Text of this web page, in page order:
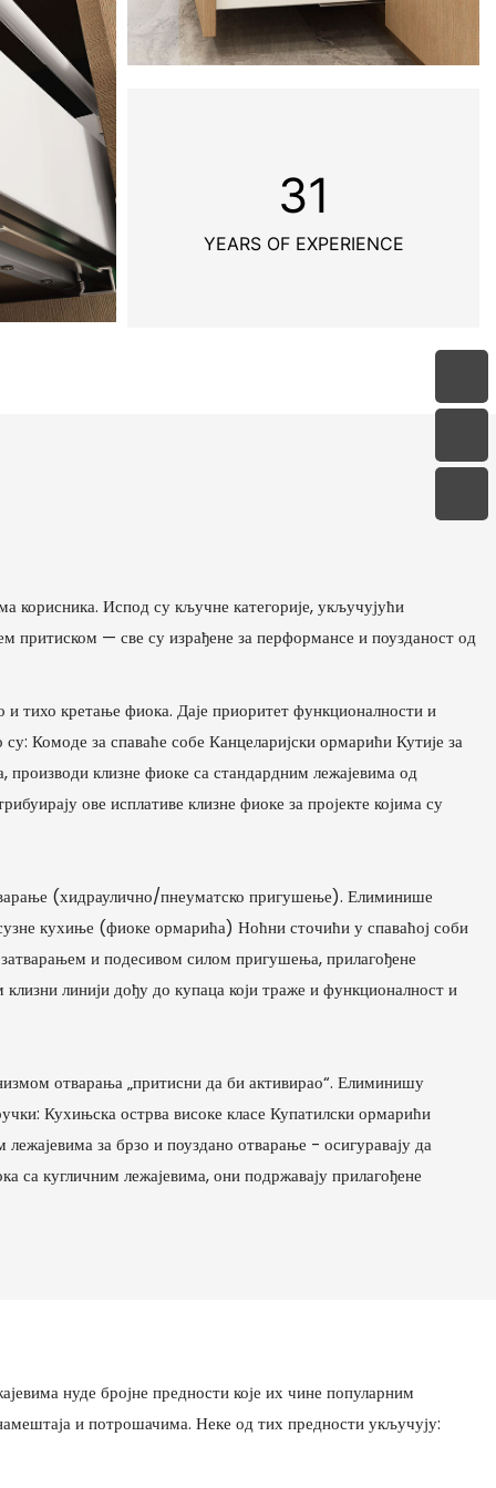
31
YEARS OF EXPERIENCE
корисника. Испод су кључне категорије, укључујући
притиском — све су израђене за перформансе и поузданост од
и тихо кретање фиока. Даје приоритет функционалности и
Комоде за спаваће собе Канцеларијски ормарићи Кутије за
клизне фиоке са стандардним лежајевима од
ове исплативе клизне фиоке за пројекте којима су
(хидраулично/пнеуматско пригушење). Елиминише
кухиње (фиоке ормарића) Ноћни сточићи у спаваћој соби
и подесивом силом пригушења, прилагођене
линији дођу до купаца који траже и функционалност и
отварања „притисни да би активирао“. Елиминишу
Кухињска острва високе класе Купатилски ормарићи
за брзо и поуздано отварање - осигуравају да
са кугличним лежајевима, они подржавају прилагођене
нуде бројне предности које их чине популарним
и потрошачима. Неке од тих предности укључују: